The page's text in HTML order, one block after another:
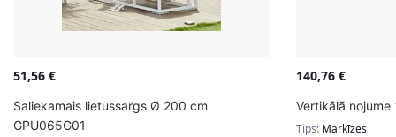
51,56 €
Saliekamais lietussargs Ø 200 cm
GPU065G01
140,76 €
Vertikālā
Tips: Markīzes